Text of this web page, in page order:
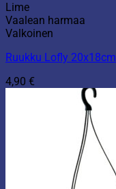
Lime
Vaalean harmaa
Valkoinen
Ruukku Lofly 20x18cm
4,90 €